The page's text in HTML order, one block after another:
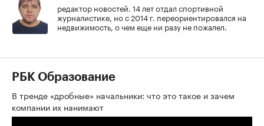
редактор новостей. 14 лет отдал спортивной
журналистике, но с 2014 г. переориентировался на
недвижимость, о чем еще ни разу не пожалел.
РБК Образование
В тренде «дробные» начальники: что это такое и зачем
компании их нанимают